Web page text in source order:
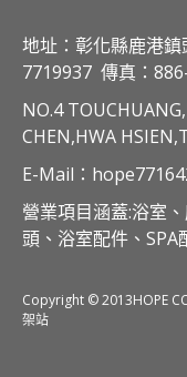
地址：彰化縣鹿港
7719937 傳真：
NO.4
CHEN,HWA
E-Mail：
營業項目涵蓋:浴室
頭、浴室配件、SPA
Copyright © 2013HOPE
架站